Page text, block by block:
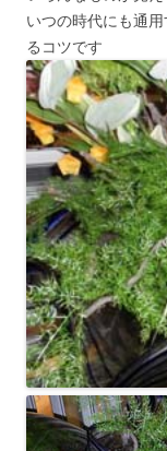
いつの時代にも通
るコツです